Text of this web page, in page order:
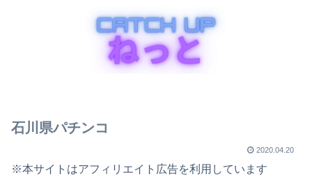
石川県パチンコ
2020.04.20
※本サイトはアフィリエイト広告を利用しています